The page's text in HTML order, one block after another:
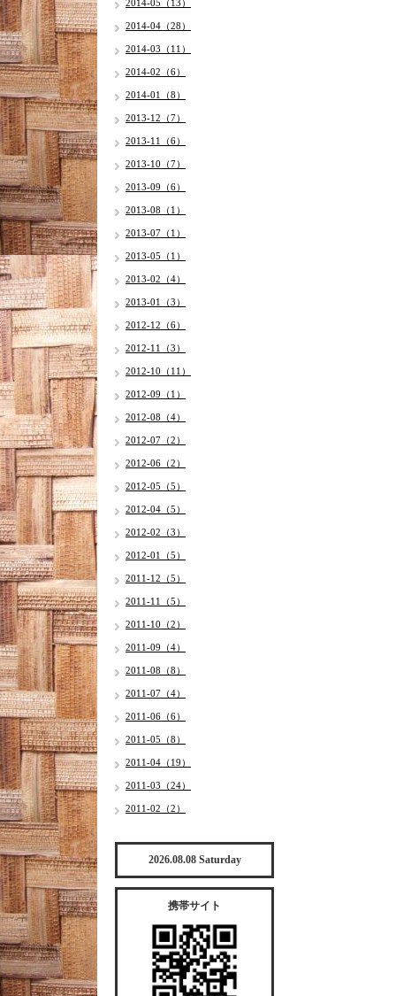
2014-05（13）
2014-04（28）
2014-03（11）
2014-02（6）
2014-01（8）
2013-12（7）
2013-11（6）
2013-10（7）
2013-09（6）
2013-08（1）
2013-07（1）
2013-05（1）
2013-02（4）
2013-01（3）
2012-12（6）
2012-11（3）
2012-10（11）
2012-09（1）
2012-08（4）
2012-07（2）
2012-06（2）
2012-05（5）
2012-04（5）
2012-02（3）
2012-01（5）
2011-12（5）
2011-11（5）
2011-10（2）
2011-09（4）
2011-08（8）
2011-07（4）
2011-06（6）
2011-05（8）
2011-04（19）
2011-03（24）
2011-02（2）
2026.08.08 Saturday
携帯サイト